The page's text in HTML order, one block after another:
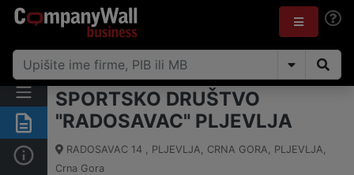
Sažetak
Osnovni podaci
SPORTSKO DRUŠTVO
"RADOSAVAC" PLJEVLJA
RADOSAVAC 14 , PLJEVLJA, CRNA GORA, PLJEVLJA,
Crna Gora